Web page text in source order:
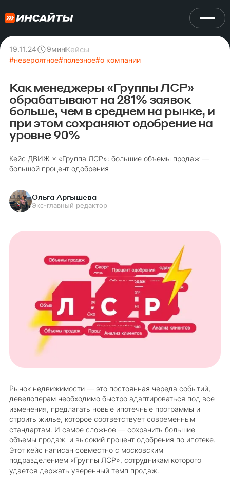
19.11.24 9минКейсы
#невероятное#полезное#о компании
Как менеджеры «Группы ЛСР»
обрабатывают на 281% заявок
больше, чем в среднем на рынке, и
при этом сохраняют одобрение на
уровне 90%
Кейс ДВИЖ × «Группа ЛСР»: большие объемы продаж —
большой процент одобрения
Ольга Аргышева
Экс-главный редактор
Рынок недвижимости — это постоянная череда событий,
девелоперам необходимо быстро адаптироваться под все
изменения, предлагать новые ипотечные программы и
строить жилье, которое соответствует современным
стандартам. И самое сложное — сохранить большие
объемы продаж и высокий процент одобрения по ипотеке.
Этот кейс написан совместно с московским
подразделением «Группы ЛСР», сотрудникам которого
удается держать уверенный темп продаж.